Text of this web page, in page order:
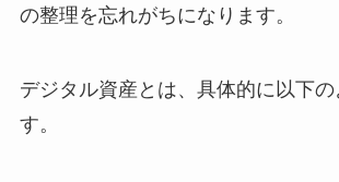
の整理を忘れがちになります。
デジタル資産とは、具体的に以下
す。